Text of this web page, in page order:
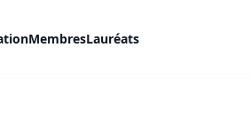
MembresLauréats